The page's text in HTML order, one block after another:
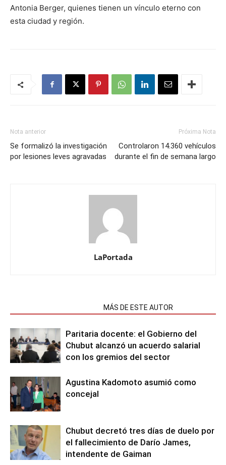
Antonia Berger, quienes tienen un vínculo eterno con
esta ciudad y región.
Nota anterior
Se formalizó la investigación
por lesiones leves agravadas
Próxima Nota
Controlaron 14.360 vehículos
durante el fin de semana largo
LaPortada
MÁS DE ESTE AUTOR
Paritaria docente: el Gobierno del
Chubut alcanzó un acuerdo salarial
con los gremios del sector
Agustina Kadomoto asumió como
concejal
Chubut decretó tres días de duelo por
el fallecimiento de Darío James,
intendente de Gaiman